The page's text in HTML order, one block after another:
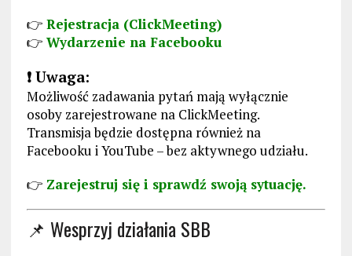
👉 Rejestracja (ClickMeeting)
👉 Wydarzenie na Facebooku
❗ Uwaga:
Możliwość zadawania pytań mają wyłącznie
osoby zarejestrowane na ClickMeeting.
Transmisja będzie dostępna również na
Facebooku i YouTube – bez aktywnego udziału.
👉 Zarejestruj się i sprawdź swoją sytuację.
📌 Wesprzyj działania SBB